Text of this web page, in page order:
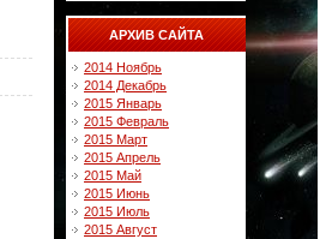
АРХИВ САЙТА
2014 Ноябрь
2014 Декабрь
2015 Январь
2015 Февраль
2015 Март
2015 Апрель
2015 Май
2015 Июнь
2015 Июль
2015 Август